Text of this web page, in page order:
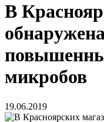
В
микробов
19.06.2019